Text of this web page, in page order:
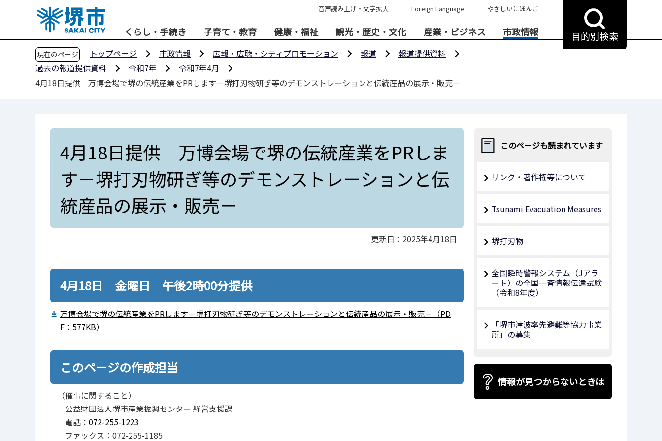
音声読み上げ・文字拡大 Foreign Language やさしいにほんご
くらし・手続き 子育て・教育 健康・福祉 観光・歴史・文化 産業・ビジネス 市政情報 目的別検索
現在のページ トップページ 市政情報 広報・広聴・シティプロモーション 報道
報道提供資料
過去の報道提供資料
令和7年
令和7年4月
4月18日提供 万博会場で堺の伝統産業をPRします－堺打刃物研ぎ等のデモンストレーションと伝統産品の展示・販売－
4月18日提供 万博会場で堺の伝統産業をPRしま
す－堺打刃物研ぎ等のデモンストレーションと伝
統産品の展示・販売－
更新日：2025年4月18日
4月18日 金曜日 午後2時00分提供
万博会場で堺の伝統産業をPRします－堺打刃物研ぎ等のデモンストレーションと伝統産品の展示・販売－（PD
F：577KB）
このページの作成担当
（催事に関すること）
公益財団法人堺市産業振興センター 経営支援課
電話： 072-255-1223
ファックス：072-255-1185
このページも読まれています
リンク・著作権等について
Tsunami Evacuation Measures
堺打刃物
全国瞬時警報システム（Jアラ
ート）の全国一斉情報伝達試験
（令和8年度）
「堺市津波率先避難等協力事業
所」の募集
情報が見つからないときは